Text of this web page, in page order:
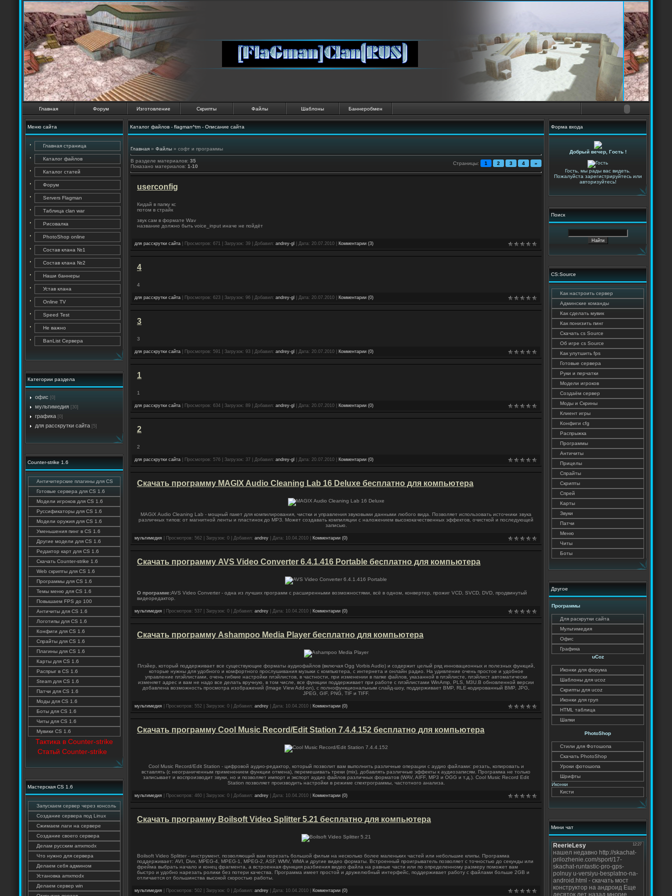
Главная Форум Изготовление Скрипты Файлы Шаблоны Баннеробмен
Меню сайта
Главная страница
Каталог файлов
Каталог статей
Форум
Servers Flagman
Таблица clan war
Рисовалка
PhotoShop online
Состав клана №1
Состав клана №2
Наши баннеры
Устав клана
Online TV
Speed Test
Не важно
BanList Сервера
Категории раздела
офис [0]
мультимедия [30]
графика [0]
для расскрутки сайта [5]
Counter-strike 1.6
Античитерские плагины для CS
Готовые сервера для CS 1.6
Модели игроков для CS 1.6
Руссификаторы для CS 1.6
Модели оружия для CS 1.6
Уменьшения пинг в CS 1.6
Другие модели для CS 1.6
Редактор карт для CS 1.6
Скачать Counter-strike 1.6
Web скрипты для CS 1.6
Программы для CS 1.6
Темы меню для CS 1.6
Повышаем FPS до 100
Античиты для CS 1.6
Логотипы для CS 1.6
Конфиги для CS 1.6
Спрайты для CS 1.6
Плагины для CS 1.6
Карты для CS 1.6
Распрыг в CS 1.6
Steam для CS 1.6
Патчи для CS 1.6
Моды для CS 1.6
Боты для CS 1.6
Читы для CS 1.6
Мувики CS 1.6
Тактика в Counter-strike
Статьй Counter-strike
Мастерская CS 1.6
Запускаем сервер через консоль
Создание сервера под Linux
Сжимаем лаги на сервере
Создание своего сервера
Делам русским amxmodx
Что нужно для сервера
Делаем себя админом
Установка amxmodx
Делаем сервер win
Каталог файлов - flagman^tm - Описание сайта
Главная » Файлы » софт и программы
В разделе материалов: 35
Показано материалов: 1-10
Страницы: 1 2 3 4 »
userconfig
Кидай в папку кс
потом в страйк
звук сам в формате Wav
название должно быть voice_input иначе не пойдёт
для расскрутки сайта | Просмотров: 671 | Загрузок: 39 | Добавил: andrey-gl | Дата: 20.07.2010 Комментарии (3)
4
4
для расскрутки сайта | Просмотров: 623 | Загрузок: 96 | Добавил: andrey-gl | Дата: 20.07.2010 Комментарии (0)
3
3
для расскрутки сайта | Просмотров: 591 | Загрузок: 93 | Добавил: andrey-gl | Дата: 20.07.2010 Комментарии (0)
1
1
для расскрутки сайта | Просмотров: 634 | Загрузок: 89 | Добавил: andrey-gl | Дата: 20.07.2010 Комментарии (0)
2
2
для расскрутки сайта | Просмотров: 576 | Загрузок: 37 | Добавил: andrey-gl | Дата: 20.07.2010 Комментарии (0)
Скачать программу MAGIX Audio Cleaning Lab 16 Deluxe бесплатно для компьютера
MAGiX Audio Cleaning Lab - мощный пакет для компилирования, чистки и управления звуковыми данными любого вида. Позволяет использовать источники звука
различных типов: от магнитной ленты и пластинок до MРЗ. Может создавать компиляции с наложением высококачественных эффектов, очисткой и последующей
записью.
мультимедия | Просмотров: 562 | Загрузок: 0 | Добавил: andrey | Дата: 10.04.2010 Комментарии (0)
Скачать программу AVS Video Converter 6.4.1.416 Portable бесплатно для компьютера
О программе:AVS Video Converter - одна из лучших программ с расширенными возможностями, всё в одном, конвертер, прожиг VCD, SVCD, DVD, продвинутый
видеоредактор.
мультимедия | Просмотров: 537 | Загрузок: 0 | Добавил: andrey | Дата: 10.04.2010 Комментарии (0)
Скачать программу Ashampoo Media Player бесплатно для компьютера
Плэйер, который поддерживает все существующие форматы аудиофайлов (включая Ogg Vorbis Audio) и содержит целый ряд инновационных и полезных функций,
которые нужны для удобного и комфортного прослушивания музыки с компьютера, с интернета и онлайн радио. На удивление очень простое и удобное
управление плэйлистами, очень гибкие настройки плэйлистов, в частности, при изменении в папке файлов, указанной в плэйлисте, плэйлист автоматически
изменяет адрес и вам не надо все делать вручную, в том числе, все функции поддерживает при работе с плэйлистами WinAmp, PLS, M3U.В обновленной версии
добавлена возможность просмотра изображений (Image View Add-on), с полнофункциональным слайд-шоу, поддерживает BMP, RLE-кодированный BMP, JPG,
JPEG, GIF, PNG, TIF и TIFF.
мультимедия | Просмотров: 552 | Загрузок: 0 | Добавил: andrey | Дата: 10.04.2010 Комментарии (0)
Скачать программу Cool Music Record/Edit Station 7.4.4.152 бесплатно для компьютера
Cool Music Record/Edit Station - цифровой аудио-редактор, который позволит вам выполнить различные операции с аудио файлами: резать, копировать и
вставлять (с неограниченным применением функции отмена), перемешивать треки (mix), добавлять различные эффекты к аудиозаписям. Программа не только
записывает и воспроизводит звуки, но и позволяет импорт и экспорт аудио файлов различных форматов (WAV, AIFF, MP3 и OGG и т.д.). Cool Music Record Edit
Station позволяет производить настройки в режиме спектрограммы, частотного анализа.
мультимедия | Просмотров: 460 | Загрузок: 0 | Добавил: andrey | Дата: 10.04.2010 Комментарии (0)
Скачать программу Boilsoft Video Splitter 5.21 бесплатно для компьютера
Boilsoft Video Splitter - инструмент, позволяющий вам порезать большой фильм на несколько более маленьких частей или небольшие клипы. Программа
поддерживает: AVI, Divx, MPEG-4, MPEG-1, MPEG-2, ASF, WMV, WMA и другие видео форматы. Встроенный проигрыватель позволяет с точностью до секунды или
фрейма выбрать начало и конец фрагмента, а встроенная функция разбиения видео файла на равные части или по определенному размеру поможет вам
быстро и удобно нарезать ролики без потери качества. Программа имеет простой и дружелюбный интерфейс, поддерживает работу с файлами больше 2GB и
отличается от большинства высокой скоростью работы.
мультимедия | Просмотров: 502 | Загрузок: 0 | Добавил: andrey | Дата: 10.04.2010 Комментарии (0)
Форма входа
Добрый вечер, Гость !
Гость, мы рады вас видеть.
Пожалуйста зарегистрируйтесь или
авторизуйтесь!
Поиск
CS:Source
Как настроить сервер
Админские команды
Как сделать мувик
Как понизить пинг
Cкачать cs Source
Об игре cs Source
Как улутшить fps
Готовые сервера
Руки и перчатки
Модели игроков
Создаём сервер
Моды и Скрины
Клиент игры
Конфиги cfg
Распрыжка
Программы
Античиты
Прицелы
Спрайты
Скрипты
Спрей
Карты
Звуки
Патчи
Меню
Читы
Боты
Другое
Программы
Для раскрутки сайта
Мультимедия
Офис
Графика
uCoz
Иконки для форума
Шаблоны для ucoz
Скрипты для ucoz
Иконки для груп
HTML таблица
Шапки
PhotoShop
Стили для Фотошопа
Скачать PhotoShop
Уроки фотошопа
Шрифты
Иконки
Кисти
Мини чат